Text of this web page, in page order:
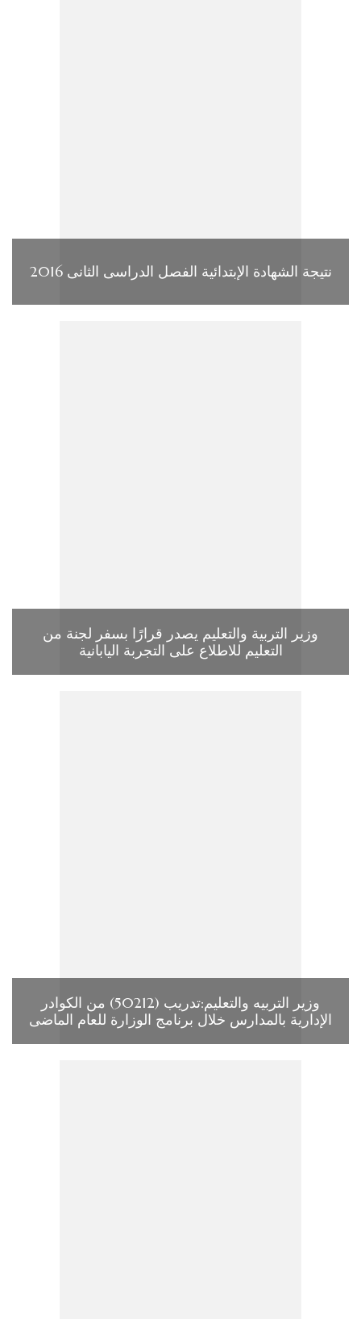
نتيجة الشهادة الإبتدائية الفصل الدراسى الثانى 2016
وزير التربية والتعليم يصدر قرارًا بسفر لجنة من
التعليم للاطلاع على التجربة اليابانية
وزير التربيه والتعليم:تدريب (50212) من الكوادر
الإدارية بالمدارس خلال برنامج الوزارة للعام الماضى